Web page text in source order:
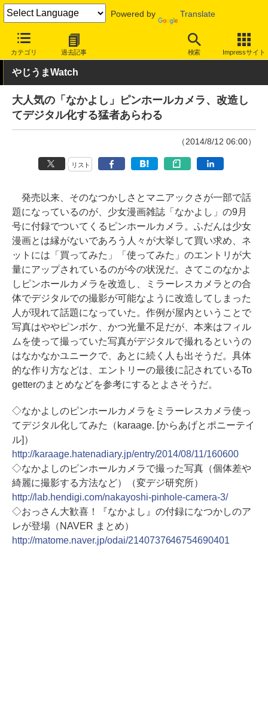
Powered by Translate
カテゴリ 過去記事 検索 Impressサイト
INTERNET Watch トピック
やじうまWatch
大人気の「なかよし」ピンホールカメラ、改造し
てデジタル化する猛者あらわる
（2014/8/12 06:00）
リスト
発売以来、そのなつかしさとマニアックさが一部で話
題になっているのが、少女漫画雑誌「なかよし」の9月
号に付録でついてくるピンホールカメラ。ふだんは少女
漫画とは縁がないであろう人々が大挙して買い求め、ネ
ットには「買ってみた」「使ってみた」のエントリが大
量にアップされているのが今の状況だ。さてこのなかよ
しピンホールカメラを改造し、ミラーレスカメラとの合
体でデジタルでの撮影が可能なように改造してしまった
人が現れて話題になっていた。作例が屋内ということで
写真はややピンボケ、かつ光量不足だが、本来はフィル
ムを使って撮っていた写真がデジタルで撮れるというの
はなかなかユニークで、あとに続く人も出そうだ。具体
的な作り方などは、エントリーの最後に記されているTo
getterのまとめなどを参考にするとよさそうだ。
◇なかよしのピンホールカメラをミラーレスカメラ使っ
てデジタル化してみた（karaage. [からあげとポニーテイ
ル]）
http://karaage.hatenadiary.jp/entry/2014/08/11/160600
◇なかよしのピンホールカメラで撮った写真（個体差や
綺麗に撮影する方法など）（変デジ研究所）
http://lab.hendigi.com/nakayoshi-pinhole-camera-3/
◇おっさん大歓喜！『なかよし』の付録になつかしのア
レが登場（NAVER まとめ）
http://matome.naver.jp/odai/2140737646754690401